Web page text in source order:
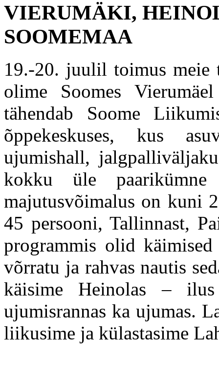
VIERUMÄKI,
SOOMEMAA
19.-20. juulil toimus meie
olime Soomes
tähendab Soome
õppekeskuses, kus
ujumishall,
kokku üle paarikümne
majutusvõimalus on kuni
45 persooni, Tallinnast,
programmis olid
võrratu ja rahvas nautis
käisime Heinolas –
ujumisrannas ka ujumas.
liikusime ja külastasime